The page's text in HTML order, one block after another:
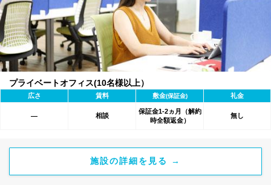
プライベートオフィス(10名様以上）
広さ 賃料 敷金(保証金) 礼金
― 相談
保証金1-2ヵ月（解約
時全額返金）
無し
施設の詳細を見る →